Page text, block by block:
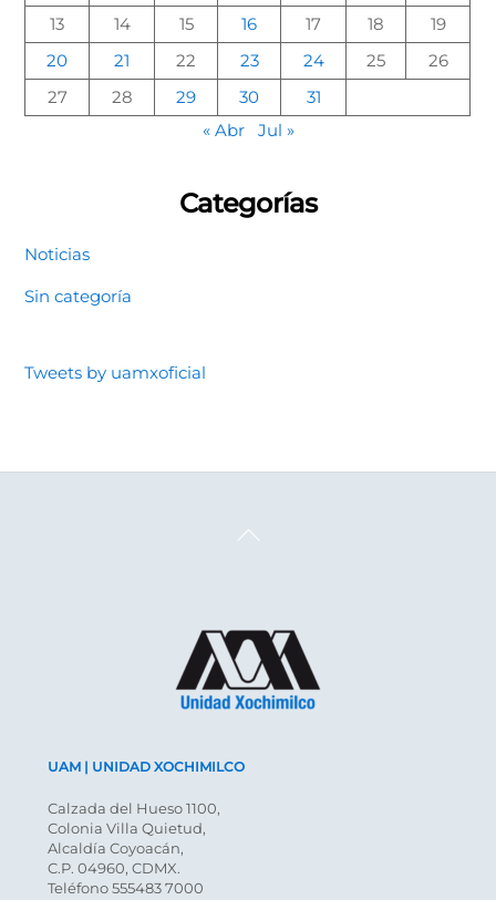
13
14 15 16 17 18
19
20
21 22 23 24 25
26
27
28 29 30
31
« Abr
Jul »
Categorías
Noticias
Sin categoría
Tweets by uamxoficial
Back
UAM | UNIDAD XOCHIMILCO
Calzada del Hueso 1100,
Colonia Villa Quietud,
Alcaldía Coyoacán,
C.P. 04960, CDMX.
Teléfono 555483 7000